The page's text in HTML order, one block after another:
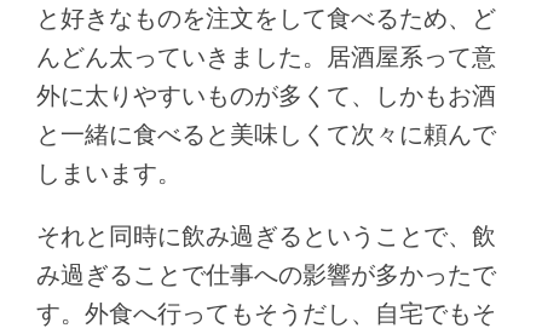
と好きなものを注文をして食べるため、ど
んどん太っていきました。居酒屋系って意
外に太りやすいものが多くて、しかもお酒
と一緒に食べると美味しくて次々に頼んで
しまいます。
それと同時に飲み過ぎるということで、飲
み過ぎることで仕事への影響が多かったで
す。外食へ行ってもそうだし、自宅でもそ